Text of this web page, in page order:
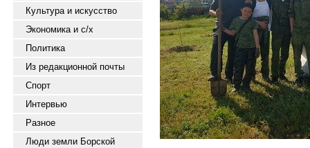
Культура и искусство
Экономика и с/х
Политика
Из редакционной почты
Спорт
Интервью
Разное
Люди земли Борской